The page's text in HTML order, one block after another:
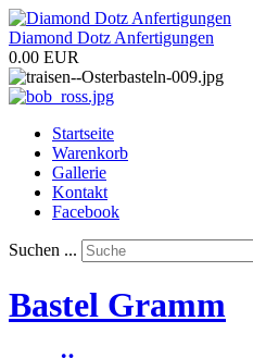
Diamond Dotz Anfertigungen
0.00 EUR
Startseite
Warenkorb
Gallerie
Kontakt
Facebook
Suchen ...
Bastel Gramm